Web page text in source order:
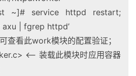
~]# service httpd restart;
axu | fgrep httpd’
查看此work模块的配置验证；
<– 装载此模块时应用容器